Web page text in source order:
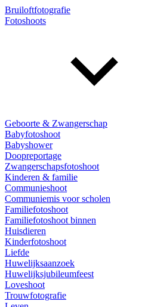
Bruiloftfotografie
Fotoshoots
Geboorte & Zwangerschap
Babyfotoshoot
Babyshower
Doopreportage
Zwangerschapsfotoshoot
Kinderen & familie
Communieshoot
Communiemis voor scholen
Familiefotoshoot
Familiefotoshoot binnen
Huisdieren
Kinderfotoshoot
Liefde
Huwelijksaanzoek
Huwelijksjubileumfeest
Loveshoot
Trouwfotografie